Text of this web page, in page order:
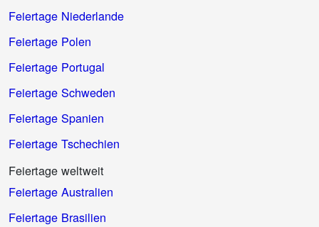
Feiertage Niederlande
Feiertage Polen
Feiertage Portugal
Feiertage Schweden
Feiertage Spanien
Feiertage Tschechien
Feiertage weltweit
Feiertage Australien
Feiertage Brasilien